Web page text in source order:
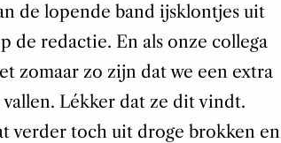
de lopende band ijsklontjes uit
de redactie. En als onze collega
zomaar zo zijn dat we een extra
Lékker dat ze dit vindt.
verder toch uit droge brokken en